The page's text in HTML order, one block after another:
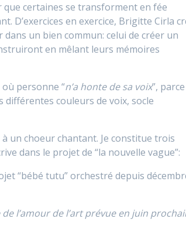
que certaines se transforment en fée
D’exercices en exercice, Brigitte Cirla
un bien commun: celui de créer un
en mêlant leurs mémoires
personne “n’a honte de sa voix”, parce
couleurs de voix, socle
un choeur chantant. Je constitue trois
dans le projet de “la nouvelle vague”:
“bébé tutu” orchestré depuis
l’amour de l’art prévue en juin